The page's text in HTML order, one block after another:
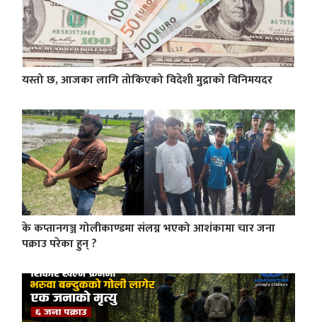
यस्तो छ, आजका लागि तोकिएको विदेशी मुद्राको विनिमयदर
के कप्तानगञ्ज गोलीकाण्डमा संलग्न भएको आशंकामा चार जना
पक्राउ परेका हुन् ?